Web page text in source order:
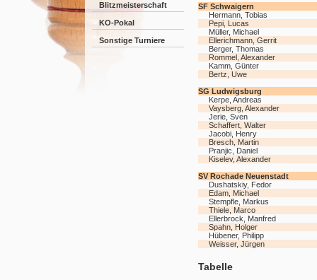
Blitzmeisterschaft
KO-Pokal
Sonstige Turniere
SF Schwaigern
Hermann, Tobias
Pepi, Lucas
Müller, Michael
Ellerichmann, Gerrit
Berger, Thomas
Rommel, Alexander
Kamm, Günter
Bertz, Uwe
SG Ludwigsburg
Kerpe, Andreas
Vaysberg, Alexander
Jerie, Sven
Schaffert, Walter
Jacobi, Henry
Bresch, Martin
Pranjic, Daniel
Kiselev, Alexander
SV Rochade Neuenstadt
Dushatskiy, Fedor
Edam, Michael
Stempfle, Markus
Thiele, Marco
Ellerbrock, Manfred
Spahn, Holger
Hübener, Philipp
Weisser, Jürgen
Tabelle